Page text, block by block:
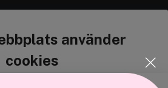
använder
cookies